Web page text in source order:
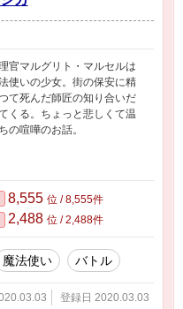
官マルグリト・マルセルは
使いの少女。街の保安に精
て死んだ師匠の知り合いだ
くる。ちょっと悲しくて温
の喧嘩のお話。
8,555 位 / 8,555件
2,488 位 / 2,488件
魔法使い バトル
登録日 2020.03.03